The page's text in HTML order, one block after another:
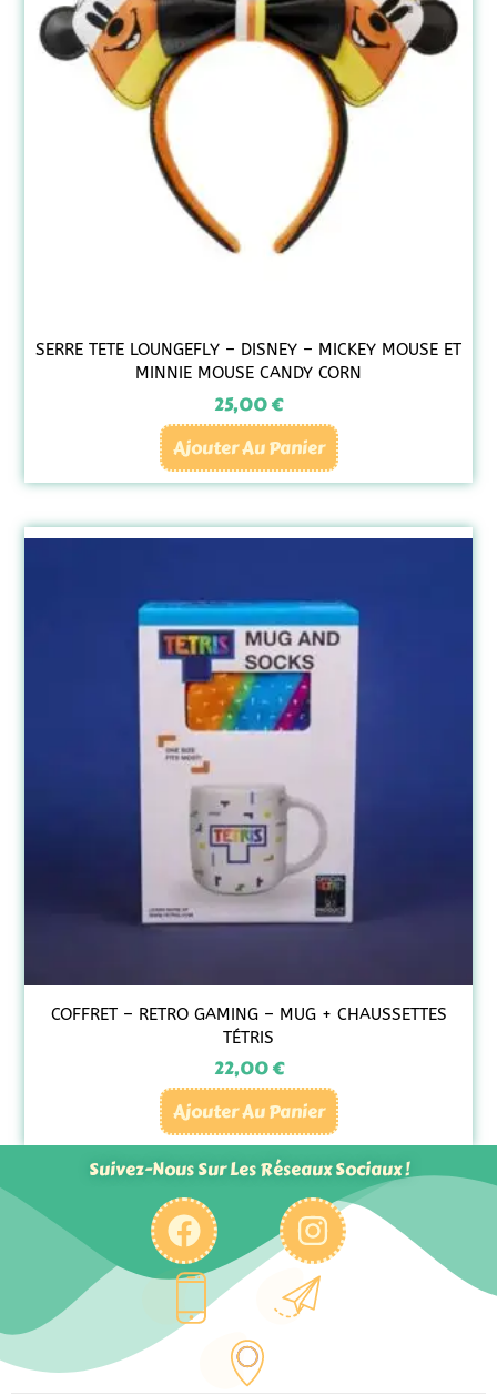
SERRE TETE LOUNGEFLY – DISNEY – MICKEY MOUSE ET
MINNIE MOUSE CANDY CORN
25,00€
Ajouter Au Panier
COFFRET – RETRO GAMING – MUG + CHAUSSETTES
TÉTRIS
22,00€
Ajouter Au Panier
Suivez-Nous Sur Les Réseaux Sociaux !